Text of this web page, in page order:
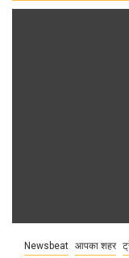
Newsbeat आपका शहर